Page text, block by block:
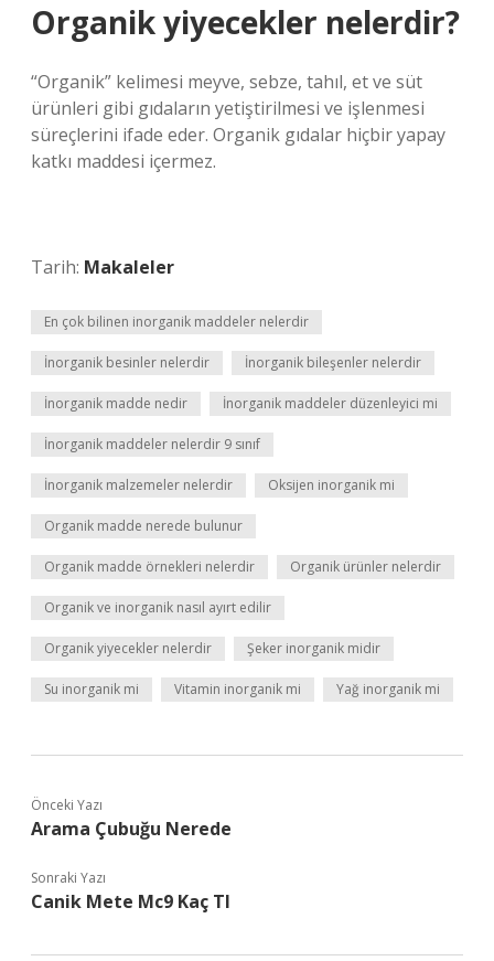
Organik yiyecekler nelerdir?
“Organik” kelimesi meyve, sebze, tahıl, et ve süt
ürünleri gibi gıdaların yetiştirilmesi ve işlenmesi
süreçlerini ifade eder. Organik gıdalar hiçbir yapay
katkı maddesi içermez.
Tarih: Makaleler
En çok bilinen inorganik maddeler nelerdir
İnorganik besinler nelerdir İnorganik bileşenler nelerdir
İnorganik madde nedir İnorganik maddeler düzenleyici mi
İnorganik maddeler nelerdir 9 sınıf
İnorganik malzemeler nelerdir Oksijen inorganik mi
Organik madde nerede bulunur
Organik madde örnekleri nelerdir Organik ürünler nelerdir
Organik ve inorganik nasıl ayırt edilir
Organik yiyecekler nelerdir Şeker inorganik midir
Su inorganik mi Vitamin inorganik mi Yağ inorganik mi
Önceki Yazı
Arama Çubuğu Nerede
Sonraki Yazı
Canik Mete Mc9 Kaç Tl